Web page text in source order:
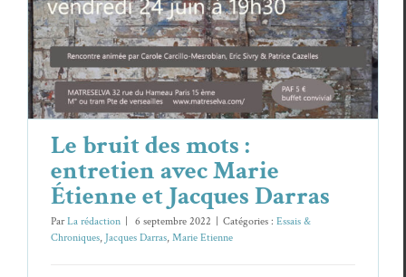
Étienne et Jacques Darras
Essais & Chroniques Jacques Darras Marie Etienne
Le bruit des mots :
entretien avec Marie
Étienne et Jacques Darras
ParLa rédaction 6 septembre 2022 Catégories : Essais &
Chroniques, Jacques Darras, Marie Etienne